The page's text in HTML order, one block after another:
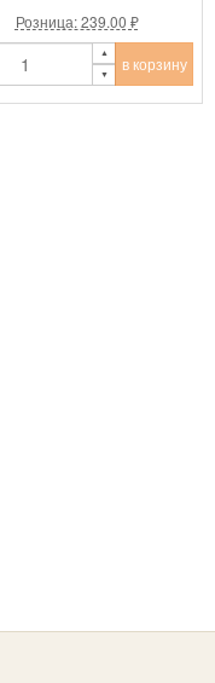
Розница: 239.00 ₽
в корзину